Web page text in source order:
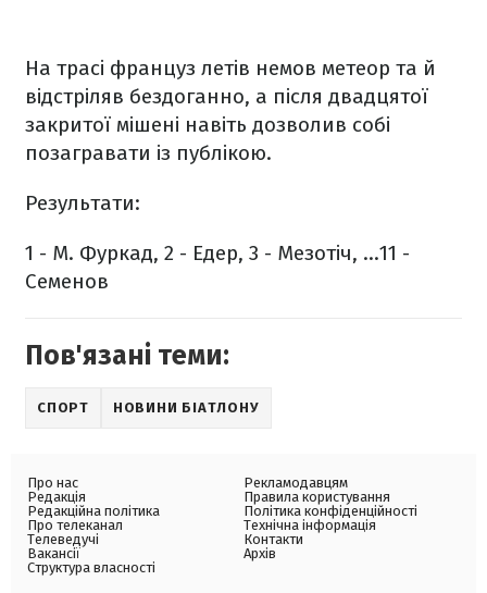
На трасі француз летів немов метеор та й
відстріляв бездоганно, а після двадцятої
закритої мішені навіть дозволив собі
позагравати із публікою.
Результати:
1 - М. Фуркад, 2 - Едер, 3 - Мезотіч, ...11 -
Семенов
Пов'язані теми:
СПОРТ НОВИНИ БІАТЛОНУ
Про нас
Редакція
Редакційна політика
Про телеканал
Телеведучі
Вакансії
Структура власності
Рекламодавцям
Правила користування
Політика конфіденційності
Технічна інформація
Контакти
Архів